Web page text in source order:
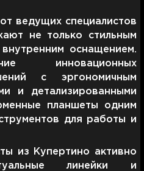
ведущих специалистов
не только стильным
оснащением.
инновационных
с эргономичным
и детализированными
планшеты одним
для работы и
из Купертино активно
линейки и